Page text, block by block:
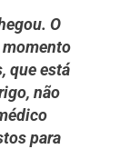
O
momento
que está
não
para